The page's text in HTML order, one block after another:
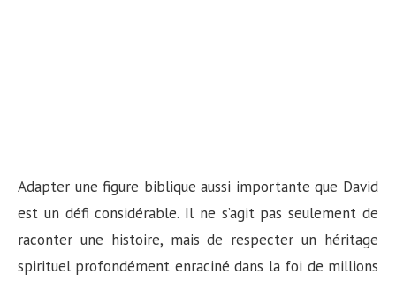
Adapter une figure biblique aussi importante que David
est un défi considérable. Il ne s’agit pas seulement de
raconter une histoire, mais de respecter un héritage
spirituel profondément enraciné dans la foi de millions